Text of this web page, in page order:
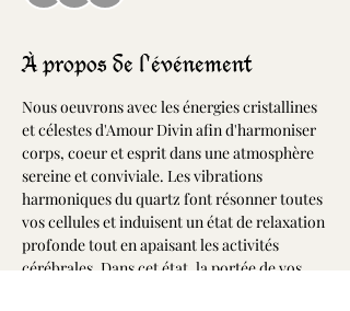
À propos de l'événement
Nous oeuvrons avec les énergies cristallines
et célestes d'Amour Divin afin d'harmoniser
corps, coeur et esprit dans une atmosphère
sereine et conviviale. Les vibrations
harmoniques du quartz font résonner toutes
vos cellules et induisent un état de relaxation
profonde tout en apaisant les activités
cérébrales. Dans cet état, la portée de vos